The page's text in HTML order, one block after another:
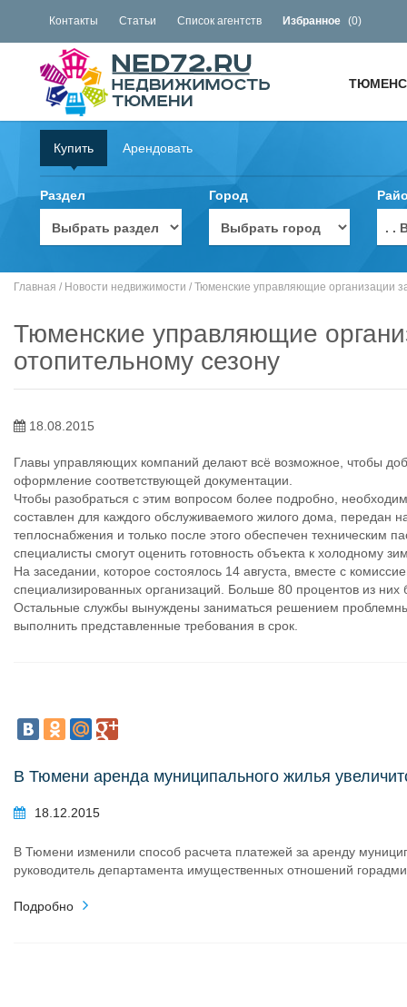
Контакты Статьи Список агентств Избранное (0)
Купить Арендовать
Раздел Город
. .
Главная / Новости недвижимости / Тюменские управляющие организации
Тюменские управляющие
отопительному сезону
18.08.2015
Главы управляющих компаний делают всё возможное, чтобы
оформление соответствующей документации.
Чтобы разобраться с этим вопросом более подробно,
составлен для каждого обслуживаемого жилого дома, передан
теплоснабжения и только после этого обеспечен техническим
специалисты смогут оценить готовность объекта к холодному
На заседании, которое состоялось 14 августа, вместе с
специализированных организаций. Больше 80 процентов из
Остальные службы вынуждены заниматься решением
выполнить представленные требования в срок.
В Тюмени аренда муниципального жилья
18.12.2015
В Тюмени изменили способ расчета платежей за аренду
руководитель департамента имущественных отношений
Подробно